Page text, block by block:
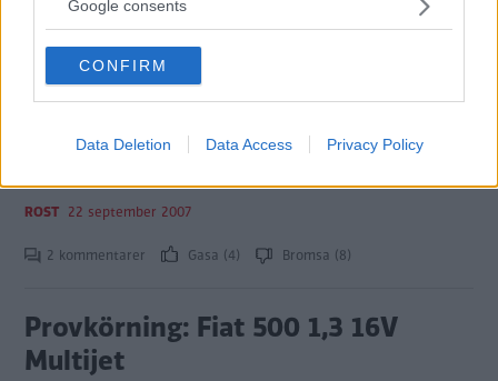
use your data for below specified purposes in below Google
consent section.
Google consents
CONFIRM
Data Deletion Data Access Privacy Policy
NYBILSTEST 12 maj 2008
Liten, lättkörd, säker och miljövänlig.
Fiat 500 har många egenskaper som vi kräver av dagens
bilar. Men vårt test avslöjar också irriterande brister.
1 kommentarer Gasa (16) Bromsa (17)
ROST 22 september 2007
2 kommentarer Gasa (4) Bromsa (8)
Provkörning: Fiat 500 1,3 16V
Multijet